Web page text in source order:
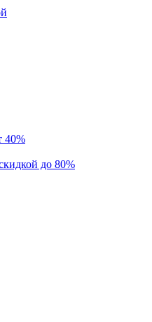
40%
до 80%